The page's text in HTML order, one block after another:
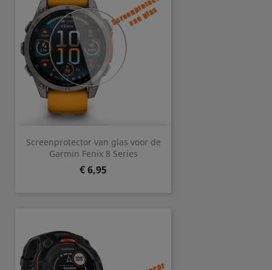
Screenprotector van glas voor de
Garmin Fenix 8 Series
Prijs
€ 6,95